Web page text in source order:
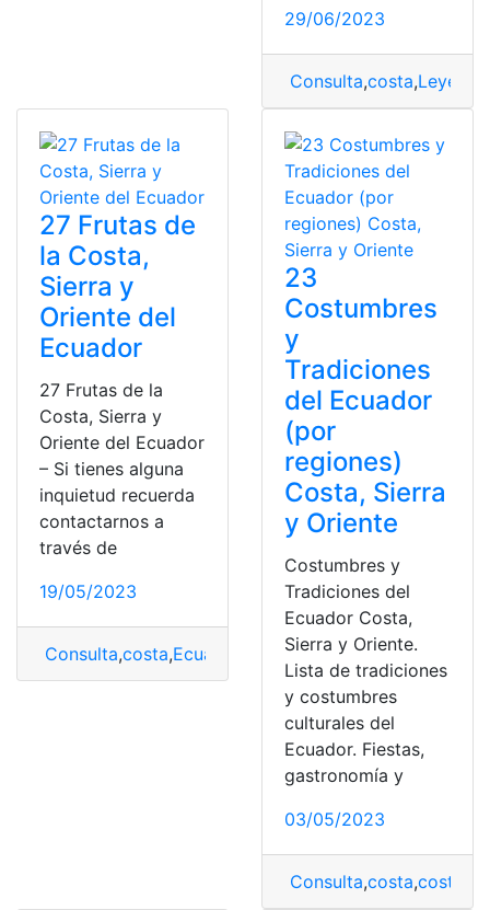
29/06/2023
Consulta,costa,
27 Frutas de
la Costa,
Sierra y
Oriente del
Ecuador
27 Frutas de la
Costa, Sierra y
Oriente del Ecuador
– Si tienes alguna
inquietud recuerda
contactarnos a
través de
19/05/2023
Consulta,costa,Ecuador frutas,Oriente,Sierra
23
Costumbres
y
Tradiciones
del Ecuador
(por
regiones)
Costa, Sierra
y Oriente
Costumbres y
Tradiciones del
Ecuador Costa,
Sierra y Oriente.
Lista de tradiciones
y costumbres
culturales del
Ecuador. Fiestas,
gastronomía y
03/05/2023
Consulta,costa,